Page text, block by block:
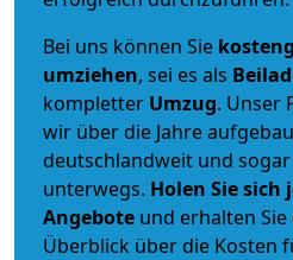
Bei uns können Sie
umziehen, sei es als
kompletter Umzug. Unser
wir über die Jahre
deutschlandweit und
unterwegs. Holen Sie
Angebote und erhalten
Überblick über die Kosten